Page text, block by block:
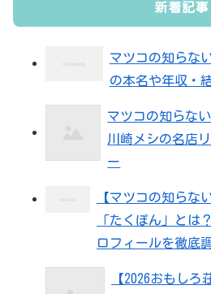
新着記事
マツコの知らな
の本名や年収・
マツコの知らな
川崎メシの名店
ー
【マツコの知らな
「たくぽん」とは
ロフィールを徹底
【2026おもし